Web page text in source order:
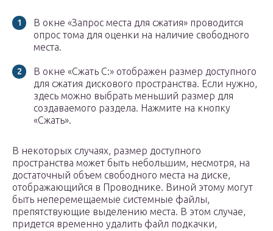
В окне «Запрос места для сжатия» проводится
опрос тома для оценки на наличие свободного
места.
В окне «Сжать С:» отображен размер доступного
для сжатия дискового пространства. Если нужно,
здесь можно выбрать меньший размер для
создаваемого раздела. Нажмите на кнопку
«Сжать».
В некоторых случаях, размер доступного
пространства может быть небольшим, несмотря, на
достаточный объем свободного места на диске,
отображающийся в Проводнике. Виной этому могут
быть неперемещаемые системные файлы,
препятствующие выделению места. В этом случае,
придется временно удалить файл подкачки,